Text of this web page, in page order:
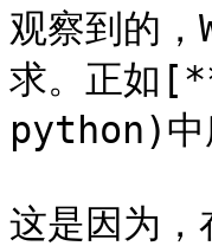
观察到的
求。正
python)中
这是因为